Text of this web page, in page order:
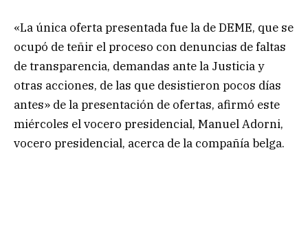
«La única oferta presentada fue la de DEME, que se
ocupó de teñir el proceso con denuncias de faltas
de transparencia, demandas ante la Justicia y
otras acciones, de las que desistieron pocos días
antes» de la presentación de ofertas, afirmó este
miércoles el vocero presidencial, Manuel Adorni,
vocero presidencial, acerca de la compañía belga.